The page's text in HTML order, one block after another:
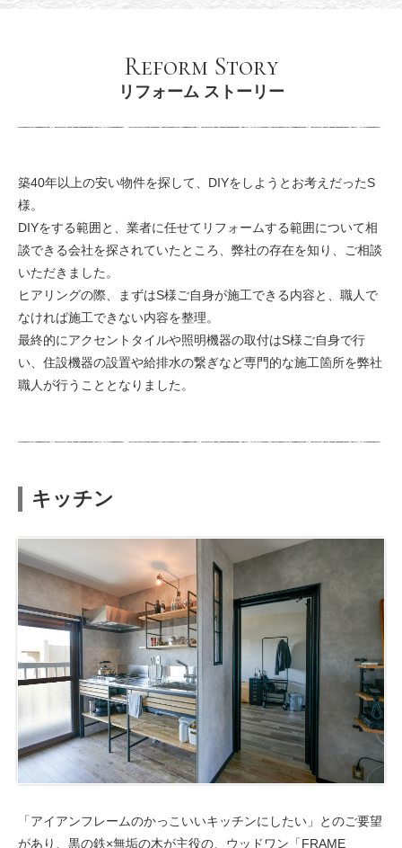
Reform Story
リフォーム ストーリー
築40年以上の安い物件を探して、DIYをしようとお考えだったS
様。
DIYをする範囲と、業者に任せてリフォームする範囲について相
談できる会社を探されていたところ、弊社の存在を知り、ご相談
いただきました。
ヒアリングの際、まずはS様ご自身が施工できる内容と、職人で
なければ施工できない内容を整理。
最終的にアクセントタイルや照明機器の取付はS様ご自身で行
い、住設機器の設置や給排水の繋ぎなど専門的な施工箇所を弊社
職人が行うこととなりました。
キッチン
「アイアンフレームのかっこいいキッチンにしたい」とのご要望
があり、黒の鉄×無垢の木が主役の、ウッドワン「FRAME